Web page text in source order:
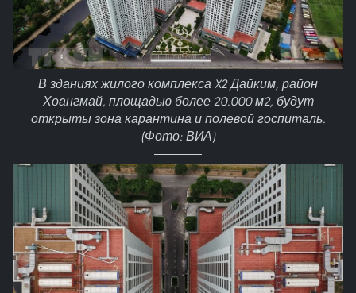
В зданиях жилого комплекса X2 Дайким, район
Хоангмай, площадью более 20.000 м2, будут
открыты зона карантина и полевой госпиталь.
(Фото: ВИА)